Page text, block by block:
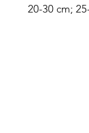
20-30 cm;